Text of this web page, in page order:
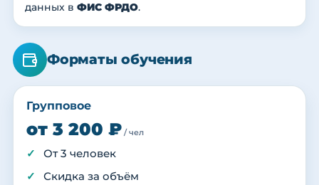
данных в ФИС ФРДО.
Форматы обучения
Групповое
от 3 200 ₽ / чел
От 3 человек
Скидка за объём